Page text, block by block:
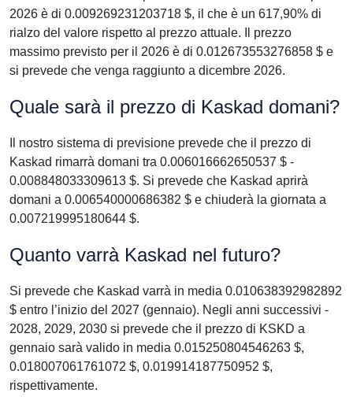
2026 è di 0.009269231203718 $, il che è un 617,90% di
rialzo del valore rispetto al prezzo attuale. Il prezzo
massimo previsto per il 2026 è di 0.012673553276858 $ e
si prevede che venga raggiunto a dicembre 2026.
Quale sarà il prezzo di Kaskad domani?
Il nostro sistema di previsione prevede che il prezzo di
Kaskad rimarrà domani tra 0.006016662650537 $ -
0.008848033309613 $. Si prevede che Kaskad aprirà
domani a 0.006540000686382 $ e chiuderà la giornata a
0.007219995180644 $.
Quanto varrà Kaskad nel futuro?
Si prevede che Kaskad varrà in media 0.010638392982892
$ entro l’inizio del 2027 (gennaio). Negli anni successivi -
2028, 2029, 2030 si prevede che il prezzo di KSKD a
gennaio sarà valido in media 0.015250804546263 $,
0.018007061761072 $, 0.019914187750952 $,
rispettivamente.